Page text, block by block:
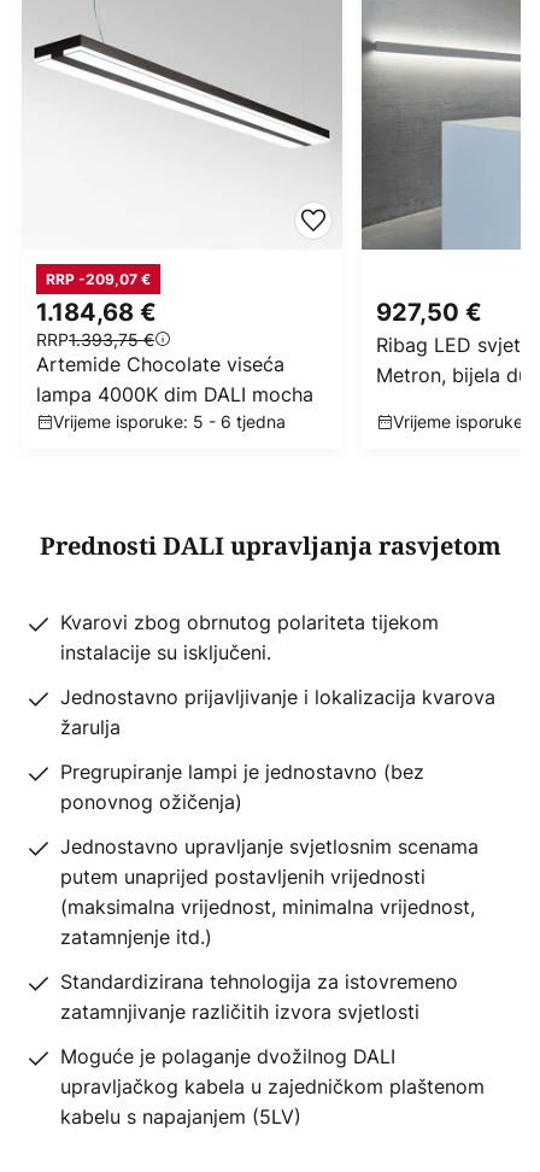
1.184,68 €
RRP1.393,75 €
RRP -209,07 €
Artemide Chocolate viseća
lampa 4000K dim DALI mocha
Vrijeme isporuke: 5 - 6 tjedna
927,50 €
Ribag LED
Metron, bijela
Vrijeme isporuke:
Prednosti DALI upravljanja rasvjetom
Kvarovi zbog obrnutog polariteta tijekom
instalacije su isključeni.
Jednostavno prijavljivanje i lokalizacija kvarova
žarulja
Pregrupiranje lampi je jednostavno (bez
ponovnog ožičenja)
Jednostavno upravljanje svjetlosnim scenama
putem unaprijed postavljenih vrijednosti
(maksimalna vrijednost, minimalna vrijednost,
zatamnjenje itd.)
Standardizirana tehnologija za istovremeno
zatamnjivanje različitih izvora svjetlosti
Moguće je polaganje dvožilnog DALI
upravljačkog kabela u zajedničkom plaštenom
kabelu s napajanjem (5LV)